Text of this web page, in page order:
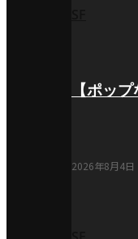
【ポッ
2026年8月4日